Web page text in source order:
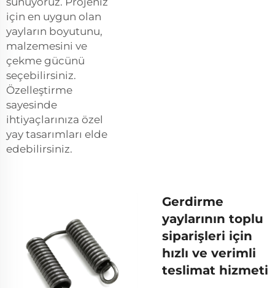
için en uygun olan
yayların boyutunu,
malzemesini ve
çekme gücünü
seçebilirsiniz.
Özelleştirme
sayesinde
ihtiyaçlarınıza özel
yay tasarımları elde
edebilirsiniz.
Gerdirme
yaylarının toplu
siparişleri için
hızlı ve verimli
teslimat hizmeti